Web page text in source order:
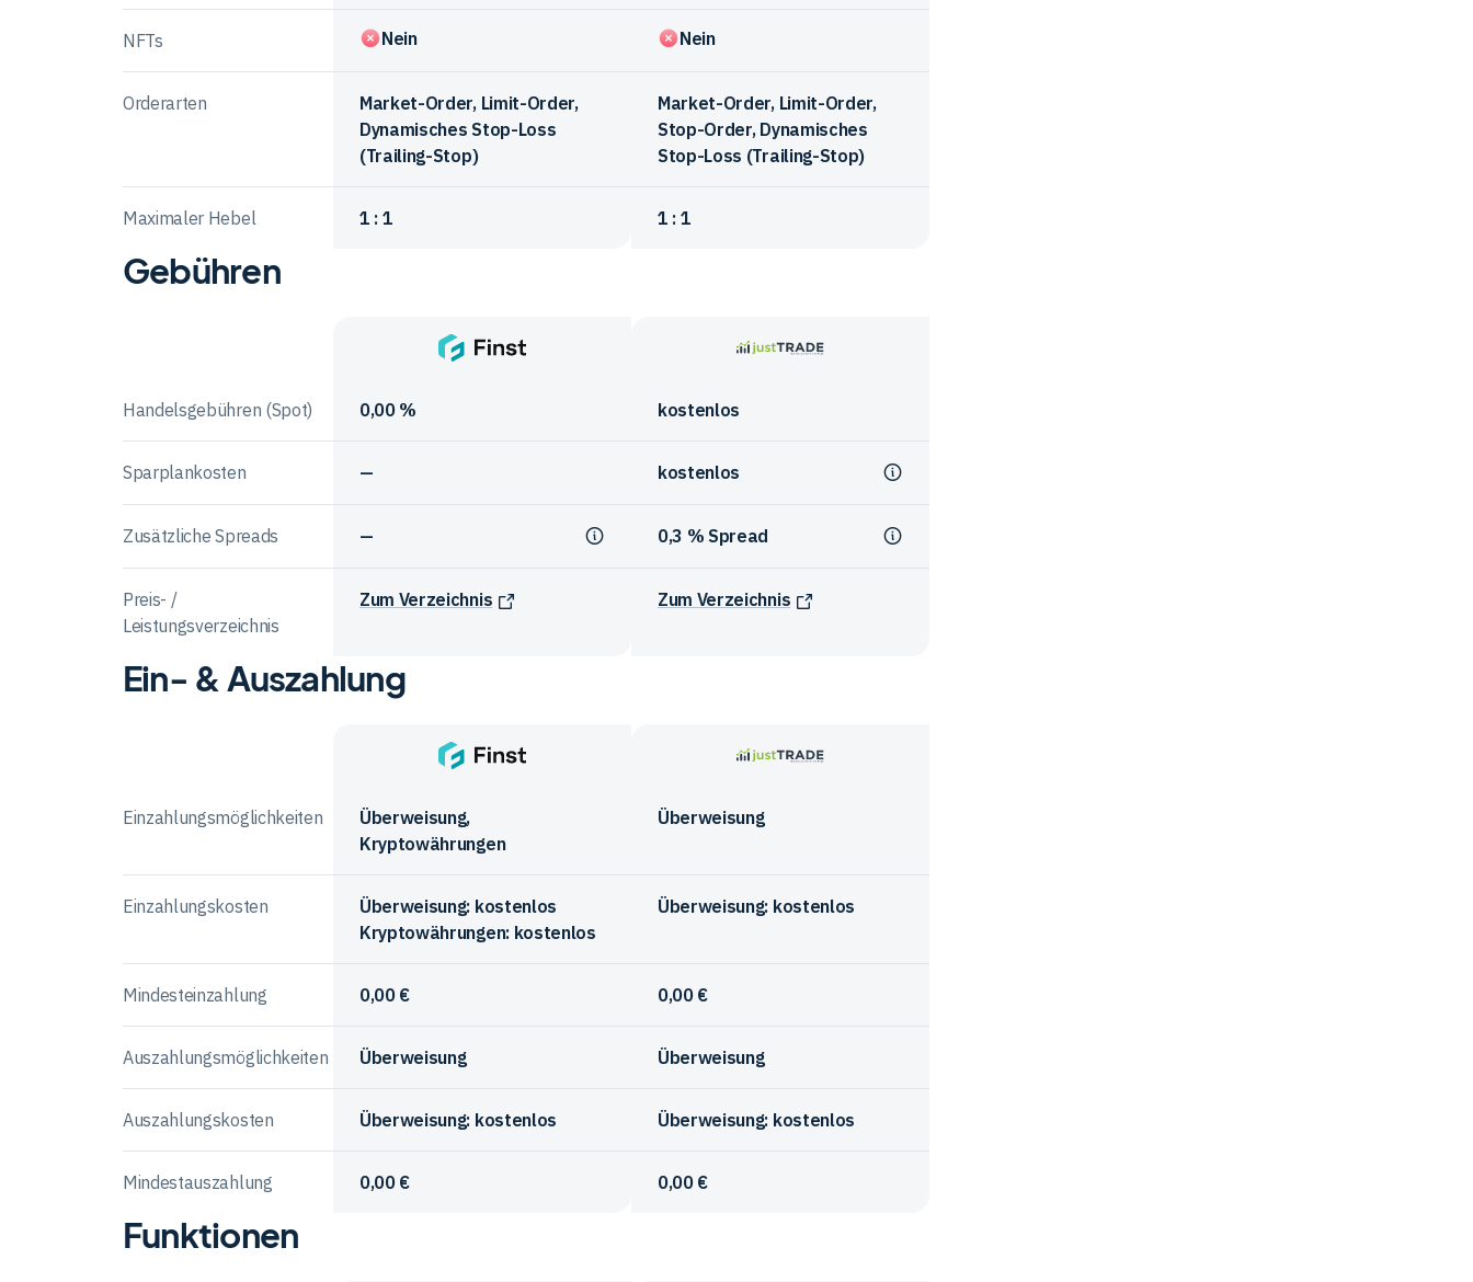
NFTs Nein Nein
Orderarten
Market-Order, Limit-Order,
Dynamisches Stop-Loss
(Trailing-Stop)
Market-Order, Limit-Order,
Stop-Order, Dynamisches
Stop-Loss (Trailing-Stop)
Maximaler Hebel 1 : 1 1 : 1
Vergleichstabelle
zum
Gebühren
Vergleich
Handelsgebühren (Spot)
0,00 % kostenlos
Sparplankosten — kostenlos
Zusätzliche Spreads — 0,3 % Spread
Preis- /
Leistungsverzeichnis
Zum Verzeichnis Zum Verzeichnis
Vergleichstabelle
zu
Ein- & Auszahlung
Vergleich
Einzahlungsmöglichkeiten
Überweisung,
Kryptowährungen
Überweisung
Einzahlungskosten
Überweisung: kostenlos
Kryptowährungen: kostenlos
Überweisung: kostenlos
Mindesteinzahlung 0,00 € 0,00 €
Auszahlungsmöglichkeiten Überweisung Überweisung
Auszahlungskosten Überweisung: kostenlos Überweisung: kostenlos
Mindestauszahlung 0,00 € 0,00 €
Vergleichstabelle
zur
Funktionen